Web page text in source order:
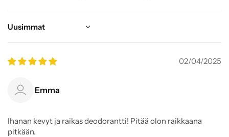
Sort by
02/04/2025
Emma
Ihanan kevyt ja raikas deodorantti! Pitää olon raikkaana
pitkään.